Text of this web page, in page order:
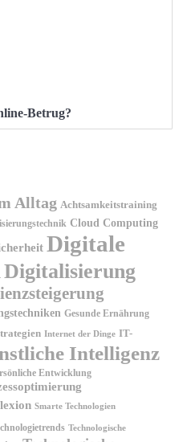
Betrug?
Alltag Achtsamkeitstraining
Cloud Computing
Digitale
Digitalisierung
Gesunde Ernährung
Internet der Dinge IT-
Intelligenz
Entwicklung
Smarte Technologien
Technologische